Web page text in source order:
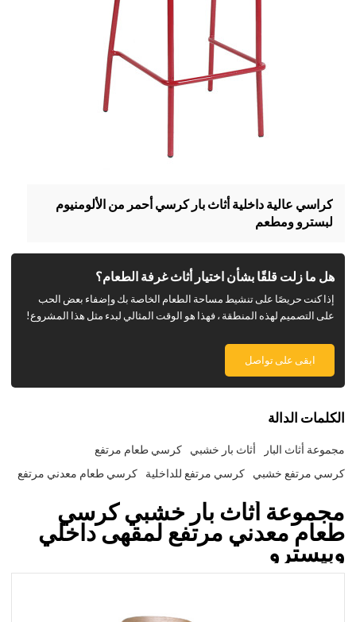
كراسي عالية داخلية أثاث بار كرسي أحمر من الألومنيوم
لبسترو ومطعم
هل ما زلت قلقًا بشأن اختيار أثاث غرفة الطعام؟
إذا كنت حريصًا على تنشيط مساحة الطعام الخاصة بك وإضفاء بعض الحب
على التصميم لهذه المنطقة ، فهذا هو الوقت المثالي لبدء مثل هذا المشروع!
ابقى على تواصل
الكلمات الدالة
مجموعة أثاث البار أثاث بار خشبي
كرسي طعام مرتفع
كرسي مرتفع خشبي
كرسي مرتفع للداخلية كرسي طعام معدني مرتفع
مجموعة أثاث بار خشبي كرسي
طعام معدني مرتفع لمقهى داخلي
وبيسترو